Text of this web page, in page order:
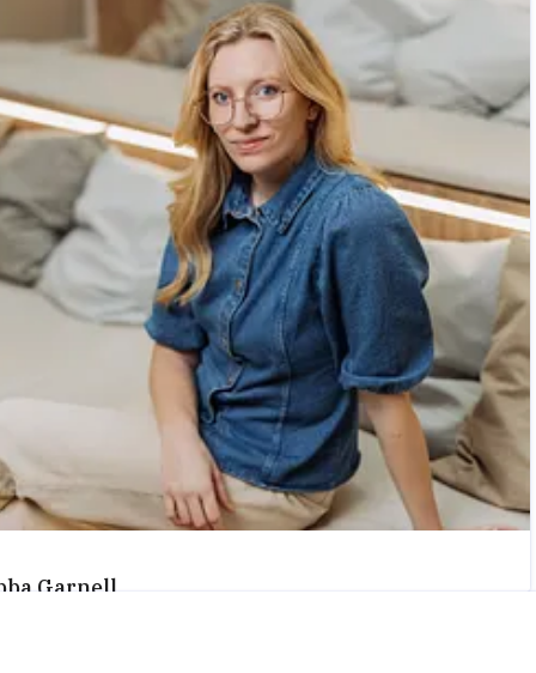
Garnell